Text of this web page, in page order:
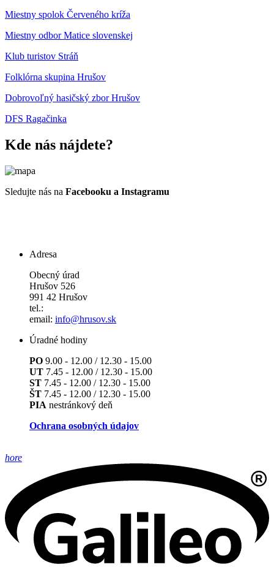
Miestny spolok Červeného kríža
Miestny odbor Matice slovenskej
Klub turistov Stráň
Folklórna skupina Hrušov
Dobrovoľný hasičský zbor Hrušov
DFS Ragačinka
Kde nás nájdete?
Sledujte nás na Facebooku a Instagramu
Adresa
Obecný úrad
Hrušov 526
991 42 Hrušov
tel.:
email: info@hrusov.sk
Úradné hodiny
PO 9.00 - 12.00 / 12.30 - 15.00
UT 7.45 - 12.00 / 12.30 - 15.00
ST 7.45 - 12.00 / 12.30 - 15.00
ŠT 7.45 - 12.00 / 12.30 - 15.00
PIA nestránkový deň
Ochrana osobných údajov
hore